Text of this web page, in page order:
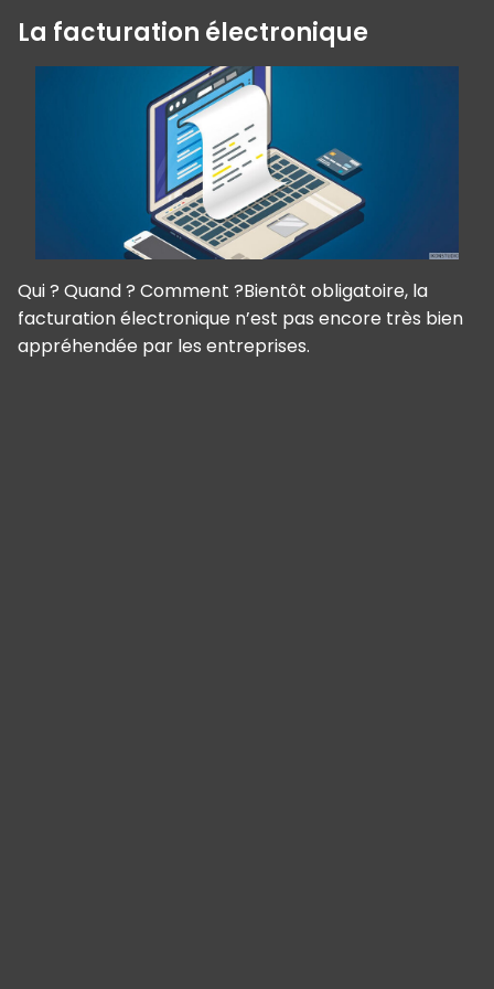
La facturation électronique
Qui ? Quand ? Comment ?Bientôt obligatoire, la
facturation électronique n’est pas encore très bien
appréhendée par les entreprises.